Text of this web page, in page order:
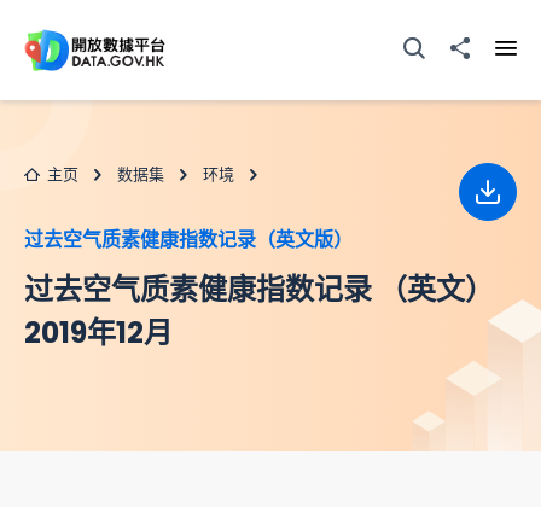
打开搜寻器分享至
主页 数据集 环境
过去空气质素健康指数记录（英文版）
过去空气质素健康指数记录 （英文）
2019年12月
下载